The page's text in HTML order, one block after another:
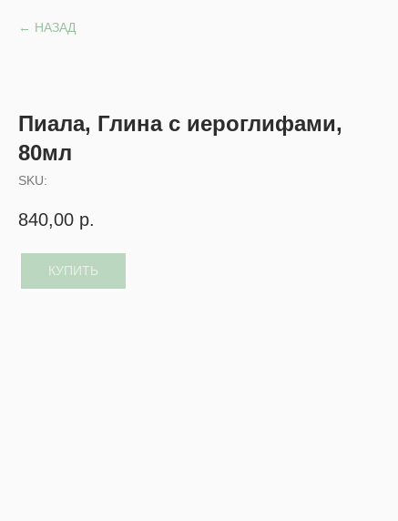
НАЗАД
Пиала, Глина с иероглифами,
80мл
SKU:
840,00 р.
КУПИТЬ